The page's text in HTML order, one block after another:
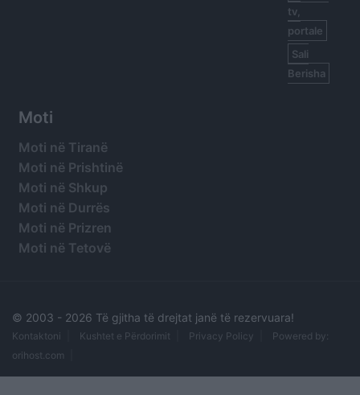
tv,
portale
Sali
Berisha
Moti
Moti në Tiranë
Moti në Prishtinë
Moti në Shkup
Moti në Durrës
Moti në Prizren
Moti në Tetovë
© 2003 - 2026 Të gjitha të drejtat janë të rezervuara!
Kontaktoni Kushtet e Përdorimit Privacy Policy
Powered by:
orihost.com